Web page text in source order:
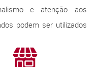
e atenção aos
podem ser utilizados